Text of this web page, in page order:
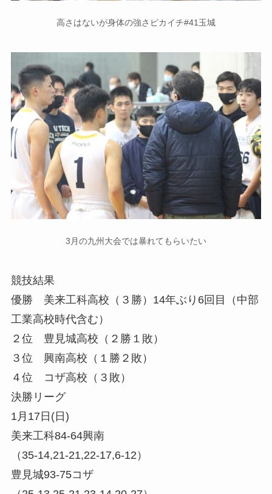
高さはないが身体の強さピカイチ#41玉城
3月の九州大会では暴れてもらいたい
競技結果
優勝 美来工科高校（３勝）14年ぶり6回目（中部
工業高校時代含む）
２位 豊見城高校（２勝１敗）
３位 興南高校（１勝２敗）
４位 コザ高校（３敗）
決勝リーグ
1月17日(日)
美来工科84-64興南
（35-14,21-21,22-17,6-12）
豊見城93-75コザ